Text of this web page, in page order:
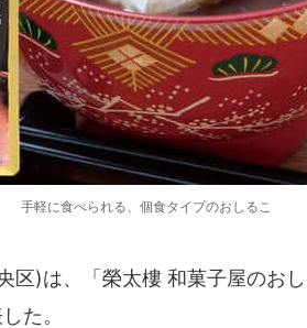
手軽に食べられる、個食タイプのおしるこ
区)は、「榮太樓 和菓子屋のお
た。